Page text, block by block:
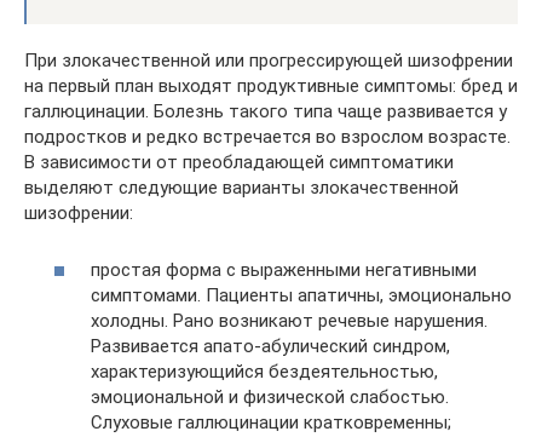
При злокачественной или прогрессирующей шизофрении
на первый план выходят продуктивные симптомы: бред и
галлюцинации. Болезнь такого типа чаще развивается у
подростков и редко встречается во взрослом возрасте.
В зависимости от преобладающей симптоматики
выделяют следующие варианты злокачественной
шизофрении:
простая форма с выраженными негативными
симптомами. Пациенты апатичны, эмоционально
холодны. Рано возникают речевые нарушения.
Развивается апато-абулический синдром,
характеризующийся бездеятельностью,
эмоциональной и физической слабостью.
Слуховые галлюцинации кратковременны;